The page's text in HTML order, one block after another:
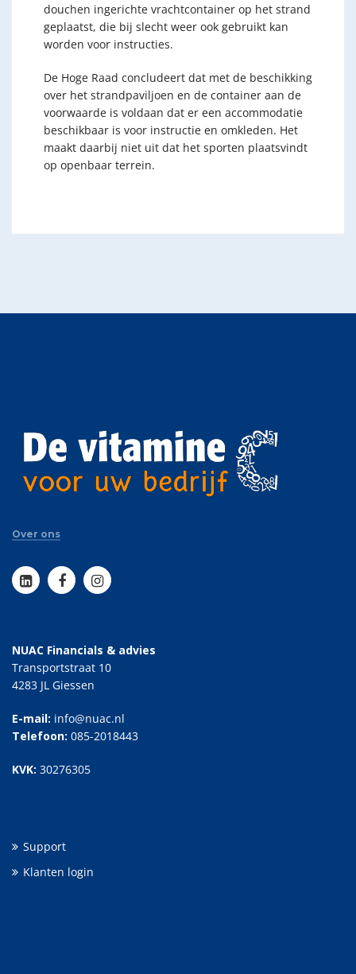
douchen ingerichte vrachtcontainer op het strand
geplaatst, die bij slecht weer ook gebruikt kan
worden voor instructies.
De Hoge Raad concludeert dat met de beschikking
over het strandpaviljoen en de container aan de
voorwaarde is voldaan dat er een accommodatie
beschikbaar is voor instructie en omkleden. Het
maakt daarbij niet uit dat het sporten plaatsvindt
op openbaar terrein.
Over ons
NUAC Financials & advies
Transportstraat 10
4283 JL Giessen
E-mail: info@nuac.nl
Telefoon: 085-2018443
KVK: 30276305
Support
Klanten login